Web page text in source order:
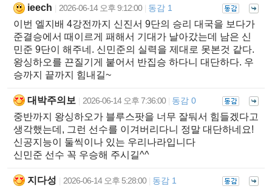
ieech 2026-06-14 오후 9:12:00 동감 1
이번 엘지배 4강전까지 신진서 9단의 승리 대국을 보다가
준결승에서 때이르게 패해서 기대가 날아갔는데 남은 신
민준 9단이 해주네. 신민준의 실력을 제대로 못본것 같다.
왕싱하오를 끈질기게 붙어서 반집승 하다니 대단하다. 우
승까지 끝까지 힘내길~
대박주의보 2026-06-14 오후 7:36:00 동감 0
중반까지 왕싱하오가 블루스팟을 너무 잘둬서 힘들겠다고
생각했는데, 그런 선수를 이겨버리다니 정말 대단하네요!
신공지능이 둘씩이나 있는 우리나라입니다
신민준 선수 꼭 우승해 주시길^^
지다성 2026-06-14 오후 5:28:00 동감 1